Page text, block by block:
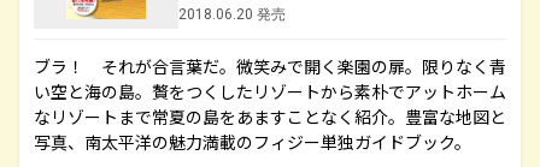
2018.06.20 発売
ブラ！ それが合言葉だ。微笑みで開く楽園の扉。限りなく青
い空と海の島。贅をつくしたリゾートから素朴でアットホーム
なリゾートまで常夏の島をあますことなく紹介。豊富な地図と
写真、南太平洋の魅力満載のフィジー単独ガイドブック。